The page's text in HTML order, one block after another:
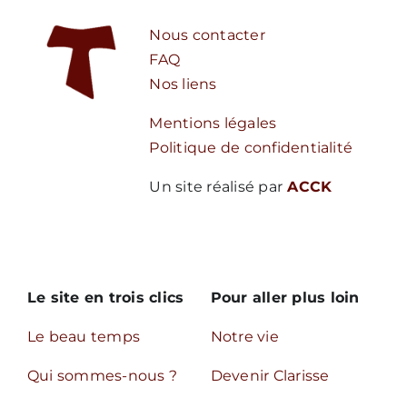
Nous écrire
Le site en trois clics
Le beau temps
Qui sommes-nous ?
Pour aller plus loin
Notre vie
Devenir Clarisse
Nous contacter
FAQ
Nos liens
Mentions légales
Politique de confidentialité
Un site réalisé par ACCK